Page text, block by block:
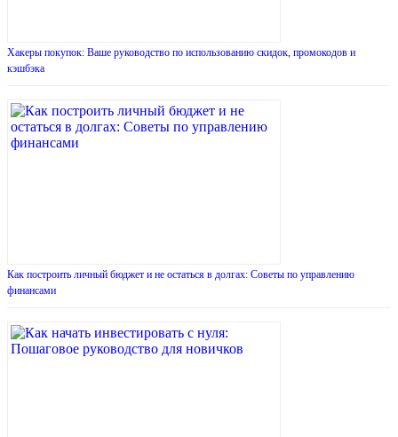
Хакеры покупок: Ваше руководство по использованию скидок, промокодов и
кэшбэка
Как построить личный бюджет и не остаться в долгах: Советы по управлению
финансами